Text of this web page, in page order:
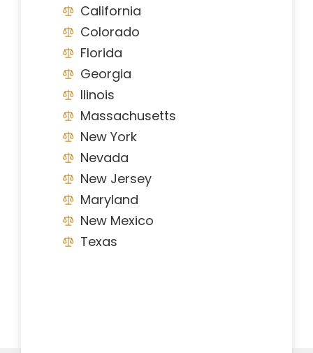
California
Colorado
Florida
Georgia
Ilinois
Massachusetts
New York
Nevada
New Jersey
Maryland
New Mexico
Texas